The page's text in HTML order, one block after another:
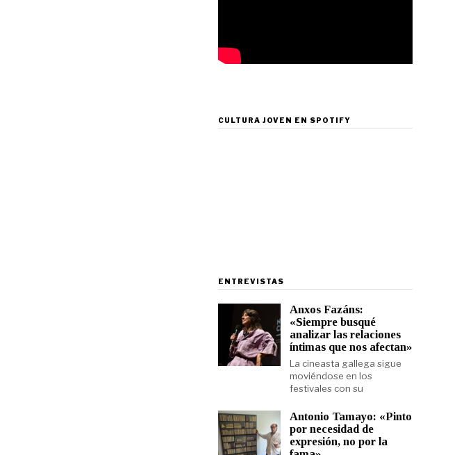
CULTURA JOVEN EN SPOTIFY
ENTREVISTAS
Anxos Fazáns:
«Siempre busqué
analizar las relaciones
íntimas que nos afectan»
La cineasta gallega sigue
moviéndose en los
festivales con su
Antonio Tamayo: «Pinto
por necesidad de
expresión, no por la